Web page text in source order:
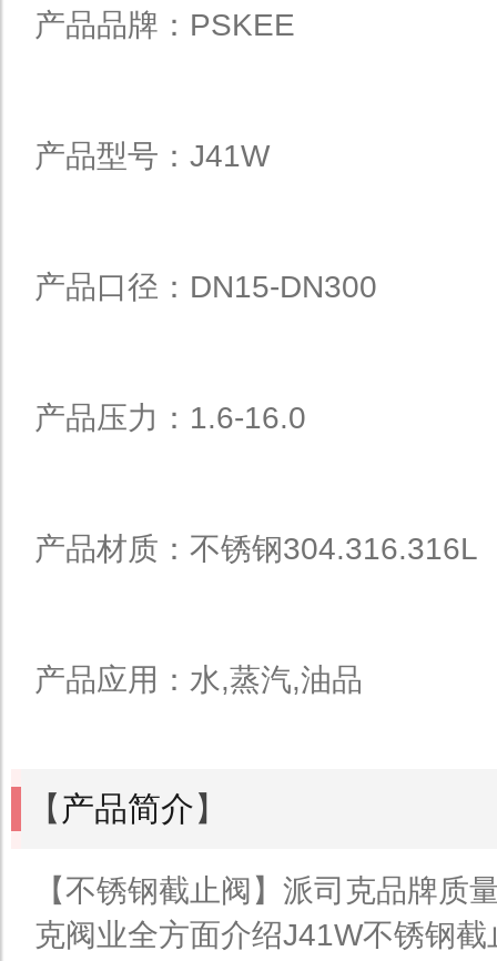
产品品牌：PSKEE
产品型号：J41W
产品口径：DN15-DN300
产品压力：1.6-16.0
产品材质：不锈钢304.316.316L
产品应用：水,蒸汽,油品
【 产品简介】
【不锈钢截止阀】派司克品牌质
克阀业全方面介绍J41W不锈钢截